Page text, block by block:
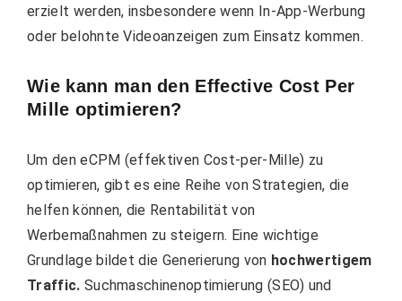
erzielt werden, insbesondere wenn In-App-Werbung
oder belohnte Videoanzeigen zum Einsatz kommen.
Wie kann man den Effective Cost Per
Mille optimieren?
Um den eCPM (effektiven Cost-per-Mille) zu
optimieren, gibt es eine Reihe von Strategien, die
helfen können, die Rentabilität von
Werbemaßnahmen zu steigern. Eine wichtige
Grundlage bildet die Generierung von hochwertigem
Traffic. Suchmaschinenoptimierung (SEO) und